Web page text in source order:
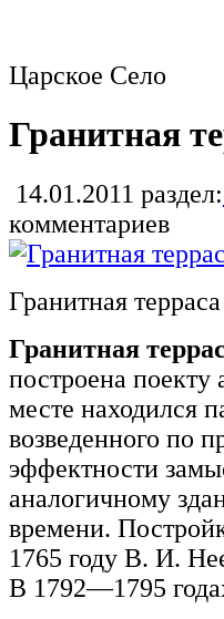
Царское Село
Гранитная
14.01.2011 раздел:
комментариев
Гранитная
Гранитная
построена
месте находился
возведенного по
эффектности
аналогичному
времени.
1765 году В. И.
В 1792—1795